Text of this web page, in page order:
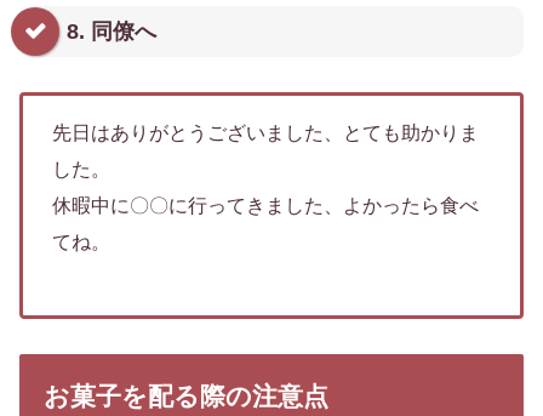
8. 同僚へ
先日はありがとうございました、とても助かりま
した。
休暇中に〇〇に行ってきました、よかったら食べ
てね。
お菓子を配る際の注意点